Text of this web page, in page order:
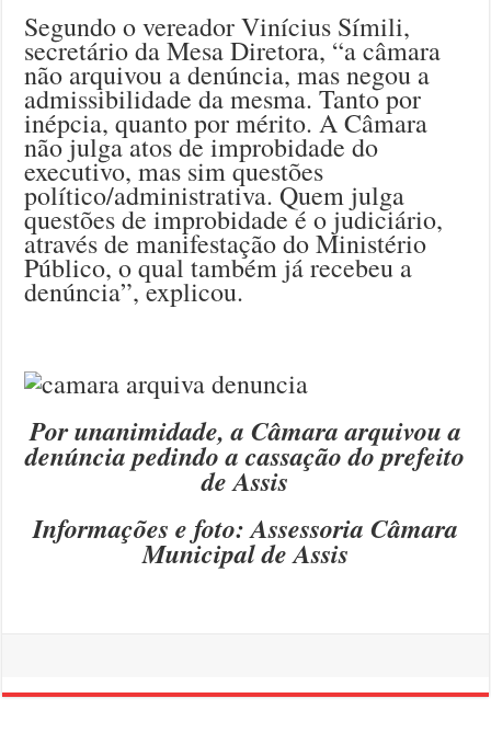
Segundo o vereador Vinícius Símili,
secretário da Mesa Diretora, “a câmara
não arquivou a denúncia, mas negou a
admissibilidade da mesma. Tanto por
inépcia, quanto por mérito. A Câmara
não julga atos de improbidade do
executivo, mas sim questões
político/administrativa. Quem julga
questões de improbidade é o judiciário,
através de manifestação do Ministério
Público, o qual também já recebeu a
denúncia”, explicou.
Por unanimidade, a Câmara arquivou a
denúncia pedindo a cassação do prefeito
de Assis
Informações e foto: Assessoria Câmara
Municipal de Assis